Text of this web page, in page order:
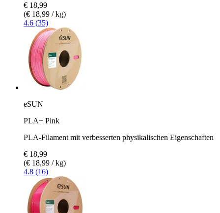
€ 18,99
(€ 18,99 / kg)
4.6 (35)
eSUN
PLA+ Pink
PLA-Filament mit verbesserten physikalischen Eigenschaften
€ 18,99
(€ 18,99 / kg)
4.8 (16)